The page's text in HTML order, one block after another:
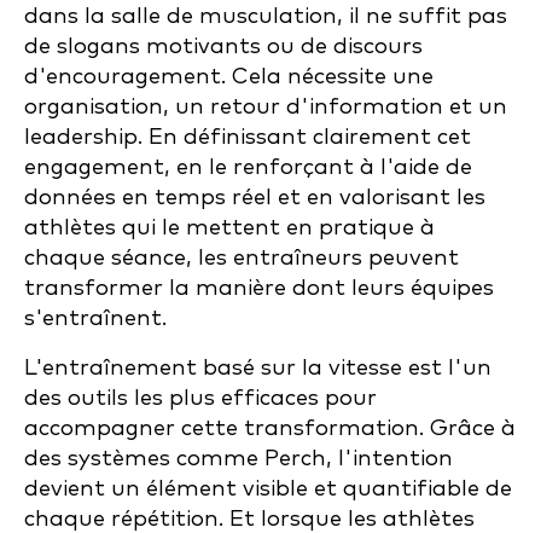
dans la salle de musculation, il ne suffit pas
de slogans motivants ou de discours
d'encouragement. Cela nécessite une
organisation, un retour d'information et un
leadership. En définissant clairement cet
engagement, en le renforçant à l'aide de
données en temps réel et en valorisant les
athlètes qui le mettent en pratique à
chaque séance, les entraîneurs peuvent
transformer la manière dont leurs équipes
s'entraînent.
L'entraînement basé sur la vitesse est l'un
des outils les plus efficaces pour
accompagner cette transformation. Grâce à
des systèmes comme Perch, l'intention
devient un élément visible et quantifiable de
chaque répétition. Et lorsque les athlètes